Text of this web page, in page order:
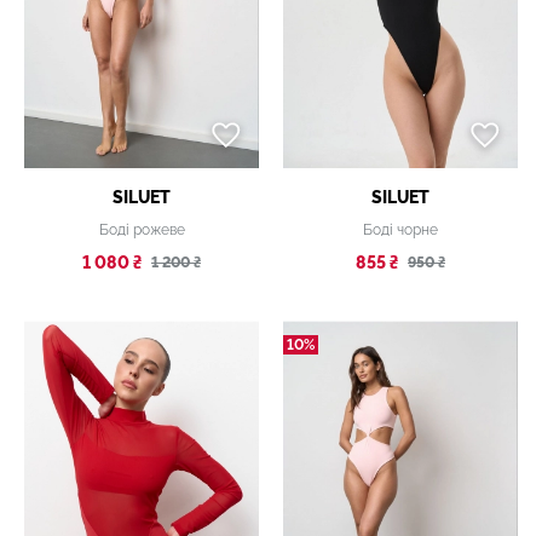
SILUET
Боді рожеве
1 080 ₴ 1 200 ₴
SILUET
Боді чорне
855 ₴ 950 ₴
10%